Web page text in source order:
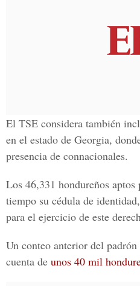
El TSE considera también
en el estado de Georgia,
presencia de connacionales.
Los 46,331 hondureños
tiempo su cédula de
para el ejercicio de este
Un conteo anterior del
cuenta de unos 40 mil